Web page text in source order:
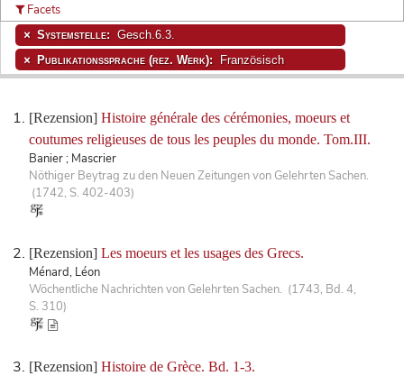
[Rezension] Histoire générale des cérémonies, moeurs et
coutumes religieuses de tous les peuples du monde. Tom.III.
Banier ; Mascrier
Nöthiger Beytrag zu den Neuen Zeitungen von Gelehrten Sachen.
(1742, S. 402-403)
[Rezension] Les moeurs et les usages des Grecs.
Ménard, Léon
Wöchentliche Nachrichten von Gelehrten Sachen. (1743, Bd. 4,
S. 310)
[Rezension] Histoire de Grèce. Bd. 1-3.
Facets
Systemstelle: Gesch.6.3.
Publikationssprache (rez. Werk): Französisch